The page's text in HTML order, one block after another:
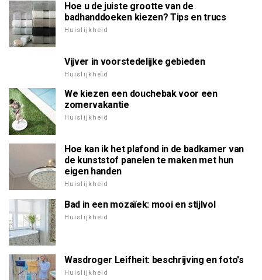
Hoe u de juiste grootte van de
badhanddoeken kiezen? Tips en trucs
Huislijkheid
Vijver in voorstedelijke gebieden
Huislijkheid
We kiezen een douchebak voor een
zomervakantie
Huislijkheid
Hoe kan ik het plafond in de badkamer van
de kunststof panelen te maken met hun
eigen handen
Huislijkheid
Bad in een mozaïek: mooi en stijlvol
Huislijkheid
Wasdroger Leifheit: beschrijving en foto's
Huislijkheid